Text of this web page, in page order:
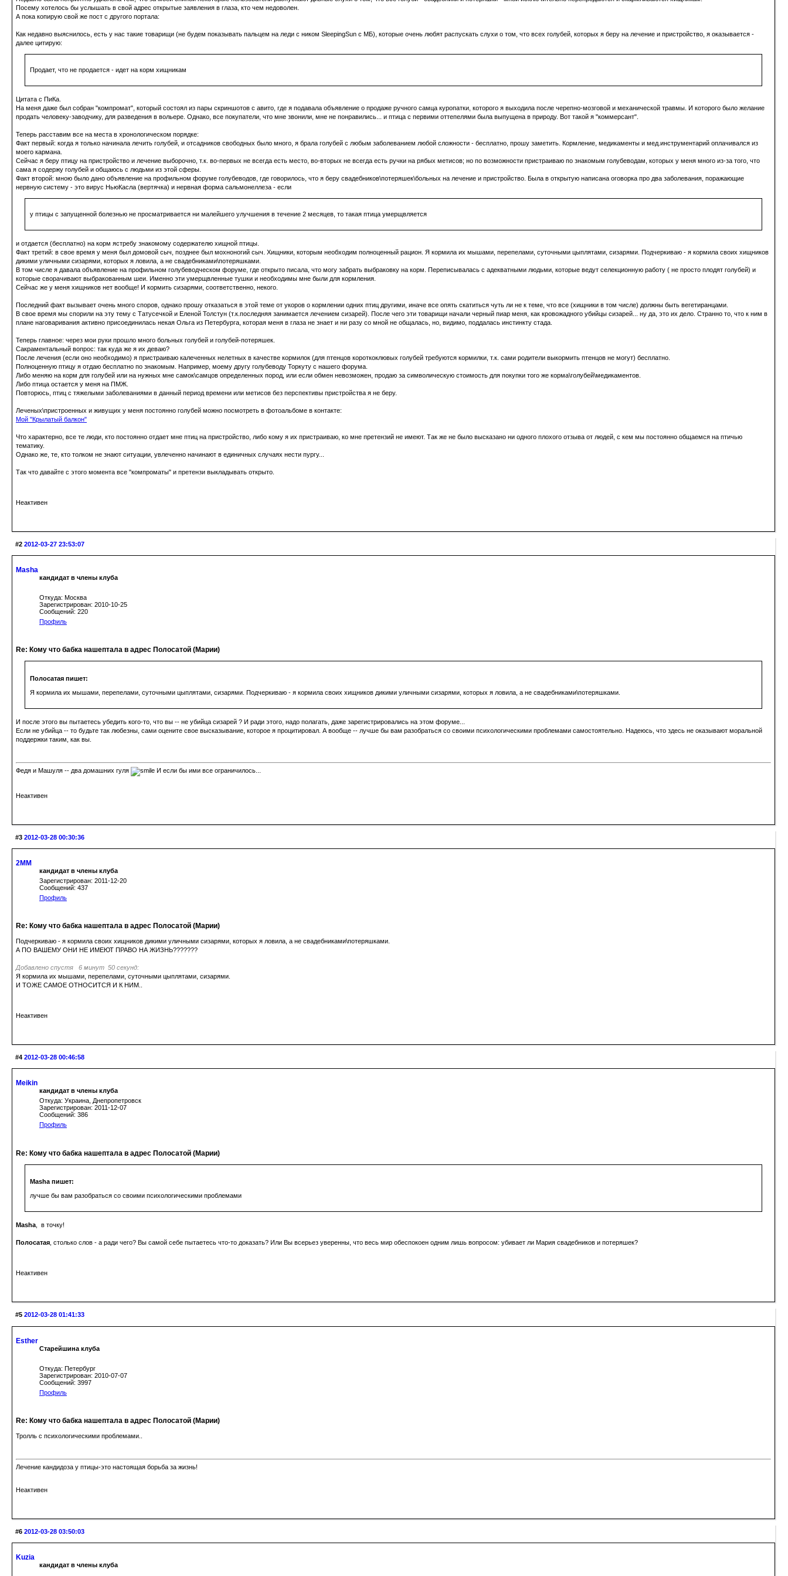
Посему хотелось бы услышать в свой адрес открытые заявления в глаза, кто чем недоволен.
А пока копирую свой же пост с другого портала:
Как недавно выяснилось, есть у нас такие товарищи (не будем показывать пальцем на леди с ником SleepingSun с МБ), которые очень любят распускать слухи о том, что всех голубей, которых я беру на лечение и пристройство, я оказывается -
далее цитирую:
Продает, что не продается - идет на корм хищникам
Цитата с ПиКа.
На меня даже был собран "компромат", который состоял из пары скриншотов с авито, где я подавала объявление о продаже ручного самца куропатки, которого я выходила после черепно-мозговой и механической травмы. И которого было желание
продать человеку-заводчику, для разведения в вольере. Однако, все покупатели, что мне звонили, мне не понравились... и птица с первими оттепелями была выпущена в природу. Вот такой я "коммерсант".
Теперь расставим все на места в хронологическом порядке:
Факт первый: когда я только начинала лечить голубей, и отсадников свободных было много, я брала голубей с любым заболеванием любой сложности - бесплатно, прошу заметить. Кормление, медикаменты и мед.инструментарий оплачивался из
моего кармана.
Сейчас я беру птицу на пристройство и лечение выборочно, т.к. во-первых не всегда есть место, во-вторых не всегда есть ручки на рябых метисов; но по возможности пристраиваю по знакомым голубеводам, которых у меня много из-за того, что
сама я содержу голубей и общаюсь с людьми из этой сферы.
Факт второй: мною было дано объявление на профильном форуме голубеводов, где говорилось, что я беру свадебников\потеряшек\больных на лечение и пристройство. Была в открытую написана оговорка про два заболевания , поражающие
нервную систему - это вирус НьюКасла (вертячка) и нервная форма сальмонеллеза - если
у птицы с запущенной болезнью не просматривается ни малейшего улучшения в течение 2 месяцев, то такая птица умерщвляется
и отдается (бесплатно) на корм ястребу знакомому содержателю хищной птицы.
Факт третий: в свое время у меня был домовой сыч, позднее был мохноногий сыч. Хищники, которым необходим полноценный рацион. Я кормила их мышами, перепелами, суточными цыплятами, сизарями. Подчеркиваю - я кормила своих хищников
дикими уличными сизарями, которых я ловила, а не свадебниками\потеряшками.
В том числе я давала объявление на профильном голубеводческом форуме, где открыто писала, что могу забрать выбраковку на корм. Переписывалась с адекватными людьми, которые ведут селекционную работу ( не просто плодят голубей) и
которые сворачивают выбракованным шеи. Именно эти умерщвленные тушки и необходимы мне были для кормления.
Сейчас же у меня хищников нет вообще! И кормить сизарями, соответственно, некого.
Последний факт вызывает очень много споров, однако прошу отказаться в этой теме от укоров о кормлении одних птиц другими, иначе все опять скатиться чуть ли не к теме, что все (хищники в том числе) должны быть вегетиранцами.
В свое время мы спорили на эту тему с Татусечкой и Еленой Толстун (т.к.последняя занимается лечением сизарей). После чего эти товарищи начали черный пиар меня, как кровожадного убийцы сизарей... ну да, это их дело. Странно то, что к ним в
плане наговаривания активно присоединилась некая Ольга из Петербурга, которая меня в глаза не знает и ни разу со мной не общалась, но, видимо, поддалась инстинкту стада.
Теперь главное: через мои руки прошло много больных голубей и голубей-потеряшек.
Сакраментальный вопрос: так куда же я их деваю?
После лечения (если оно необходимо) я пристраиваю калеченных нелетных в качестве кормилок (для птенцов короткоклювых голубей требуются кормилки, т.к. сами родители выкормить птенцов не могут) бесплатно.
Полноценную птицу я отдаю бесплатно по знакомым. Например, моему другу голубеводу Торкуту с нашего форума.
Либо меняю на корм для голубей или на нужных мне самок\самцов определенных пород, или если обмен невозможен, продаю за символическую стоимость для покупки того же корма\голубей\медикаментов.
Либо птица остается у меня на ПМЖ.
Повторюсь, птиц с тяжелыми заболеваниями в данный период времени или метисов без перспективы пристройства я не беру.
Леченых\пристроенных и живущих у меня постоянно голубей можно посмотреть в фотоальбоме в контакте:
Мой "Крылатый балкон"
Что характерно, все те люди, кто постоянно отдает мне птиц на пристройство, либо кому я их пристраиваю, ко мне претензий не имеют. Так же не было высказано ни одного плохого отзыва от людей, с кем мы постоянно общаемся на птичью
тематику.
Однако же, те, кто толком не знают ситуации, увлеченно начинают в единичных случаях нести пургу...
Так что давайте с этого момента все "компроматы" и претензи выкладывать открыто.
Неактивен
#2 2012-03-27 23:53:07
Masha
кандидат в члены клуба
Откуда: Москва
Зарегистрирован: 2010-10-25
Сообщений: 220
Профиль
Re: Кому что бабка нашептала в адрес Полосатой (Марии)
Полосатая пишет:
Я кормила их мышами, перепелами, суточными цыплятами, сизарями. Подчеркиваю - я кормила своих хищников дикими уличными сизарями, которых я ловила, а не свадебниками\потеряшками.
И после этого вы пытаетесь убедить кого-то, что вы -- не убийца сизарей ? И ради этого, надо полагать, даже зарегистрировались на этом форуме...
Если не убийца -- то будьте так любезны, сами оцените свое высказывание, которое я процитировал. А вообще -- лучше бы вам разобраться со своими психологическими проблемами самостоятельно. Надеюсь, что здесь не оказывают моральной
поддержки таким, как вы.
Федя и Машуля -- два домашних гуля И если бы ими все ограничилось...
Неактивен
#3 2012-03-28 00:30:36
2MM
кандидат в члены клуба
Зарегистрирован: 2011-12-20
Сообщений: 437
Профиль
Re: Кому что бабка нашептала в адрес Полосатой (Марии)
Подчеркиваю - я кормила своих хищников дикими уличными сизарями, которых я ловила, а не свадебниками\потеряшками.
А ПО ВАШЕМУ ОНИ НЕ ИМЕЮТ ПРАВО НА ЖИЗНЬ???????
Добавлено спустя 6 минут 50 секунд:
Я кормила их мышами, перепелами, суточными цыплятами, сизарями.
И ТОЖЕ САМОЕ ОТНОСИТСЯ И К НИМ..
Неактивен
#4 2012-03-28 00:46:58
Meikin
кандидат в члены клуба
Откуда: Украина, Днепропетровск
Зарегистрирован: 2011-12-07
Сообщений: 386
Профиль
Re: Кому что бабка нашептала в адрес Полосатой (Марии)
Masha пишет:
лучше бы вам разобраться со своими психологическими проблемами
Masha , в точку!
Полосатая , столько слов - а ради чего? Вы самой себе пытаетесь что-то доказать? Или Вы всерьез уверенны, что весь мир обеспокоен одним лишь вопросом: убивает ли Мария свадебников и потеряшек?
Неактивен
#5 2012-03-28 01:41:33
Esther
Старейшина клуба
Откуда: Петербург
Зарегистрирован: 2010-07-07
Сообщений: 3997
Профиль
Re: Кому что бабка нашептала в адрес Полосатой (Марии)
Тролль с психологическими проблемами..
Лечение кандидоза у птицы-это настоящая борьба за жизнь!
Неактивен
#6 2012-03-28 03:50:03
Kuzia
кандидат в члены клуба